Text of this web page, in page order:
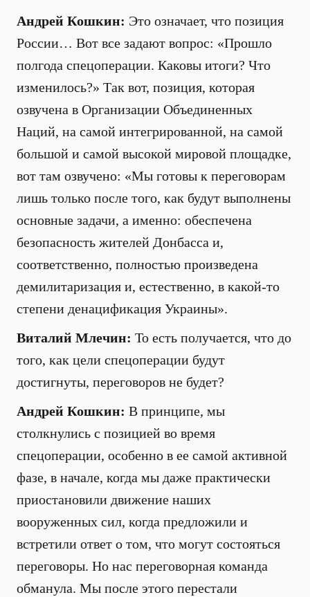
Андрей Кошкин: Это означает, что позиция
России… Вот все задают вопрос: «Прошло
полгода спецоперации. Каковы итоги? Что
изменилось?» Так вот, позиция, которая
озвучена в Организации Объединенных
Наций, на самой интегрированной, на самой
большой и самой высокой мировой площадке,
вот там озвучено: «Мы готовы к переговорам
лишь только после того, как будут выполнены
основные задачи, а именно: обеспечена
безопасность жителей Донбасса и,
соответственно, полностью произведена
демилитаризация и, естественно, в какой-то
степени денацификация Украины».
Виталий Млечин: То есть получается, что до
того, как цели спецоперации будут
достигнуты, переговоров не будет?
Андрей Кошкин: В принципе, мы
столкнулись с позицией во время
спецоперации, особенно в ее самой активной
фазе, в начале, когда мы даже практически
приостановили движение наших
вооруженных сил, когда предложили и
встретили ответ о том, что могут состояться
переговоры. Но нас переговорная команда
обманула. Мы после этого перестали